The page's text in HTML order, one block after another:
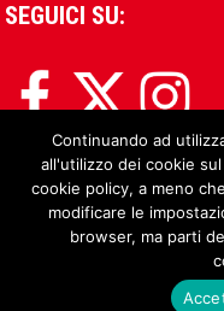
SEGUICI SU:
Continuando ad
all'utilizzo dei cookie
cookie policy, a meno
modificare le
browser, ma parti